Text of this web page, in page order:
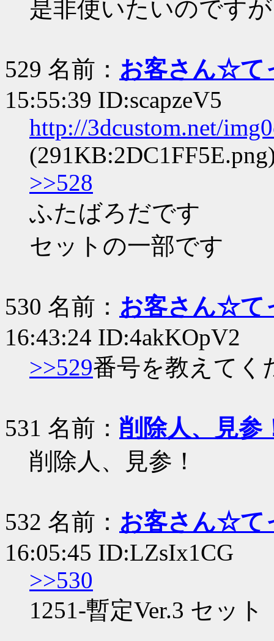
是非使いたいのです
529 名前： お客さん☆て
15:55:39 ID:scapzeV5
http://3dcustom.net/
>>528
ふたばろだです
セットの一部です
530 名前： お客さん☆て
16:43:24 ID:4akKOpV2
>>529番号を教えてく
531 名前： 削除人、見参
削除人、見参！
532 名前： お客さん☆て
16:05:45 ID:LZsIx1CG
>>530
1251-暫定Ver.3 セット